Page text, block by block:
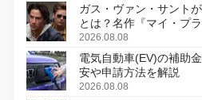
ガス・ヴァン・サント
とは？名作『マイ・プ
初のデジタルリマスター
2026.08.08
電気自動車(EV)の補助
安や申請方法を解説
2026.08.08